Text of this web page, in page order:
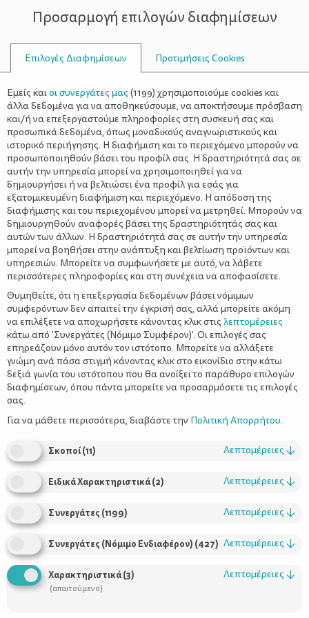
ΣΥΜΒΟΥΛΟΙ
ΟΙΚΟΓΈΝΕΙΑ>ΟΙΚΟΓΕΝΕΙΑΚΈΣ ΔΡΑΣΤΗΡΙΌΤΗΤΕΣ
Βραδινή Ξενάγηση στο Κέντρο
Επισκεπτών Θησείου του
Εθνικού Αστεροσκοπείου
Αθηνών – Πρόγραμμα
Σεπτεμβρίου 2018
Ημ. Έναρξης:01-09-2018 Το Κέντρο Επισκεπτών Θησείου
του λόφου Νυμφών, απέναντι από τον ιερό βράχο της
Ακρόπολης. Στεγάζεται στο κτίριο Σίνα το οποίο θεμελιώθηκε το
1842 ύστερα από δωρεά του Γεώργιου Σίνα, επιχειρηματία και
γενικού πρόξενου της Ελλάδας στη Βιέννη, και βασίστηκε σε
σχέδια του Δανού αρχιτέκτονα Τheophil Hansen. Σκοπός του
Κέντρου είναι η καθημερινή ενημέρωση του κοινού σε θέματα
Αστρονομίας καθώς και της σχεδόν δύο αιώνων επιστημονικής
και πολιτιστικής ιστορίας του ΕΑΑ, η οποία είναι συνυφασμένη
με καθοριστικές στιγμές στην ιστορία της σύγχρονης Ελλάδας.
Αξίζει να σημειωθεί ότι στο διπλανό λόφο της Πνύκας ο
Μέτωνας πραγματοποίησε τις πρώτες αστρονομικές
Προσαρμογή επιλογών διαφημίσεων
Επιλογές Διαφημίσεων Προτιμήσεις Cookies
Εμείς καιοι συνεργάτες μας (1199) χρησιμοποιούμε cookies και
άλλα δεδομένα για να αποθηκεύσουμε, να αποκτήσουμε πρόσβαση
και/ή να επεξεργαστούμε πληροφορίες στη συσκευή σας και
προσωπικά δεδομένα, όπως μοναδικούς αναγνωριστικούς και
ιστορικό περιήγησης. Η διαφήμιση και το περιεχόμενο μπορούν να
προσωποποιηθούν βάσει του προφίλ σας. Η δραστηριότητά σας σε
αυτήν την υπηρεσία μπορεί να χρησιμοποιηθεί για να
δημιουργήσει ή να βελτιώσει ένα προφίλ για εσάς για
εξατομικευμένη διαφήμιση και περιεχόμενο. Η απόδοση της
διαφήμισης και του περιεχομένου μπορεί να μετρηθεί. Μπορούν να
δημιουργηθούν αναφορές βάσει της δραστηριότητάς σας και
αυτών των άλλων. Η δραστηριότητά σας σε αυτήν την υπηρεσία
μπορεί να βοηθήσει στην ανάπτυξη και βελτίωση προϊόντων και
υπηρεσιών. Μπορείτε να συμφωνήσετε με αυτό, να λάβετε
περισσότερες πληροφορίες και στη συνέχεια να αποφασίσετε.
Θυμηθείτε, ότι η επεξεργασία δεδομένων βάσει νόμιμων
συμφερόντων δεν απαιτεί την έγκρισή σας, αλλά μπορείτε ακόμη
να επιλέξετε να αποχωρήσετε κάνοντας κλικ στις λεπτομέρειες
κάτω από 'Συνεργάτες (Νόμιμο Συμφέρον)'. Οι επιλογές σας
επηρεάζουν μόνο αυτόν τον ιστότοπο. Μπορείτε να αλλάξετε
γνώμη ανά πάσα στιγμή κάνοντας κλικ στο εικονίδιο στην κάτω
δεξιά γωνία του ιστότοπου που θα ανοίξει το παράθυρο επιλογών
διαφημίσεων, όπου πάντα μπορείτε να προσαρμόσετε τις επιλογές
σας.
Για να μάθετε περισσότερα, διαβάστε την Πολιτική Απορρήτου.
Σκοποί(11) Λεπτομέρειες ↓
Ειδικά Χαρακτηριστικά(2) Λεπτομέρειες ↓
Συνεργάτες (1199) Λεπτομέρειες ↓
Συνεργάτες (Νόμιμο Ενδιαφέρον) (427) Λεπτομέρειες ↓
Χαρακτηριστικά(3)
(απαιτούμενο)
Λεπτομέρειες ↓